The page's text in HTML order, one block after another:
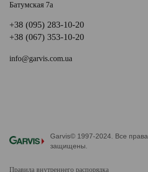
Батумская 7а
+38 (095) 283-10-20
+38 (067) 353-10-20
info@garvis.com.ua
Garvis© 1997-2024. Все права
защищены.
Правила внутреннего распорядка